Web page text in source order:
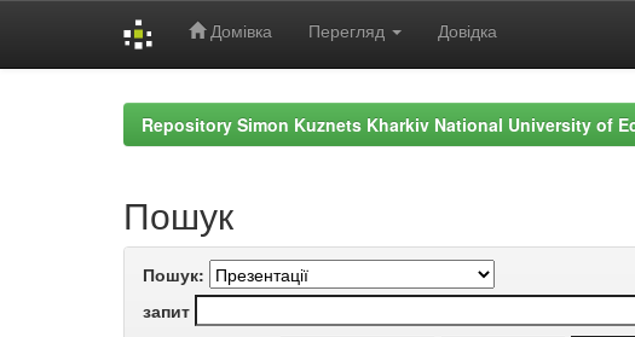
Домівка Перегляд Довідка
Repository Simon Kuznets Kharkiv National University of
Пошук
Пошук:
запит